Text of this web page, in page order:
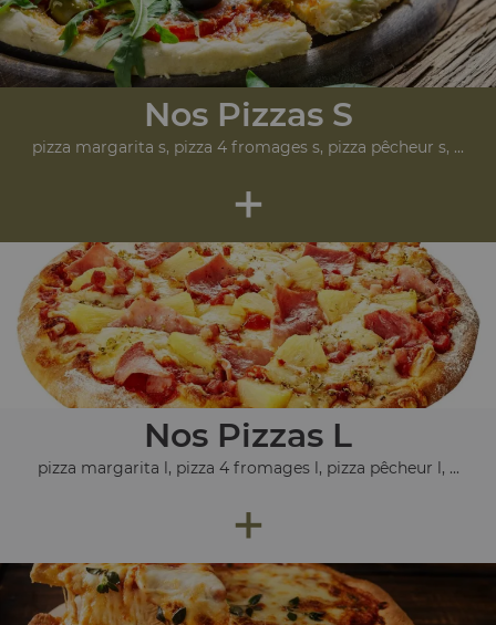
Nos Pizzas S
pizza margarita s, pizza 4 fromages s, pizza pêcheur s, ...
+
Nos Pizzas L
pizza margarita l, pizza 4 fromages l, pizza pêcheur l, ...
+